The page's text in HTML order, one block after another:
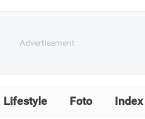
Lifestyle Foto Index